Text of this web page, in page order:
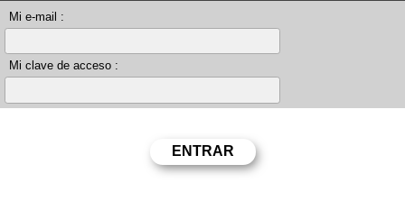
Mi e-mail :
Mi clave de acceso :